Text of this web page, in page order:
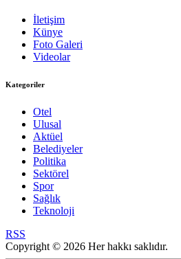
İletişim
Künye
Foto Galeri
Videolar
Kategoriler
Otel
Ulusal
Aktüel
Belediyeler
Politika
Sektörel
Spor
Sağlık
Teknoloji
RSS
Copyright © 2026 Her hakkı saklıdır.